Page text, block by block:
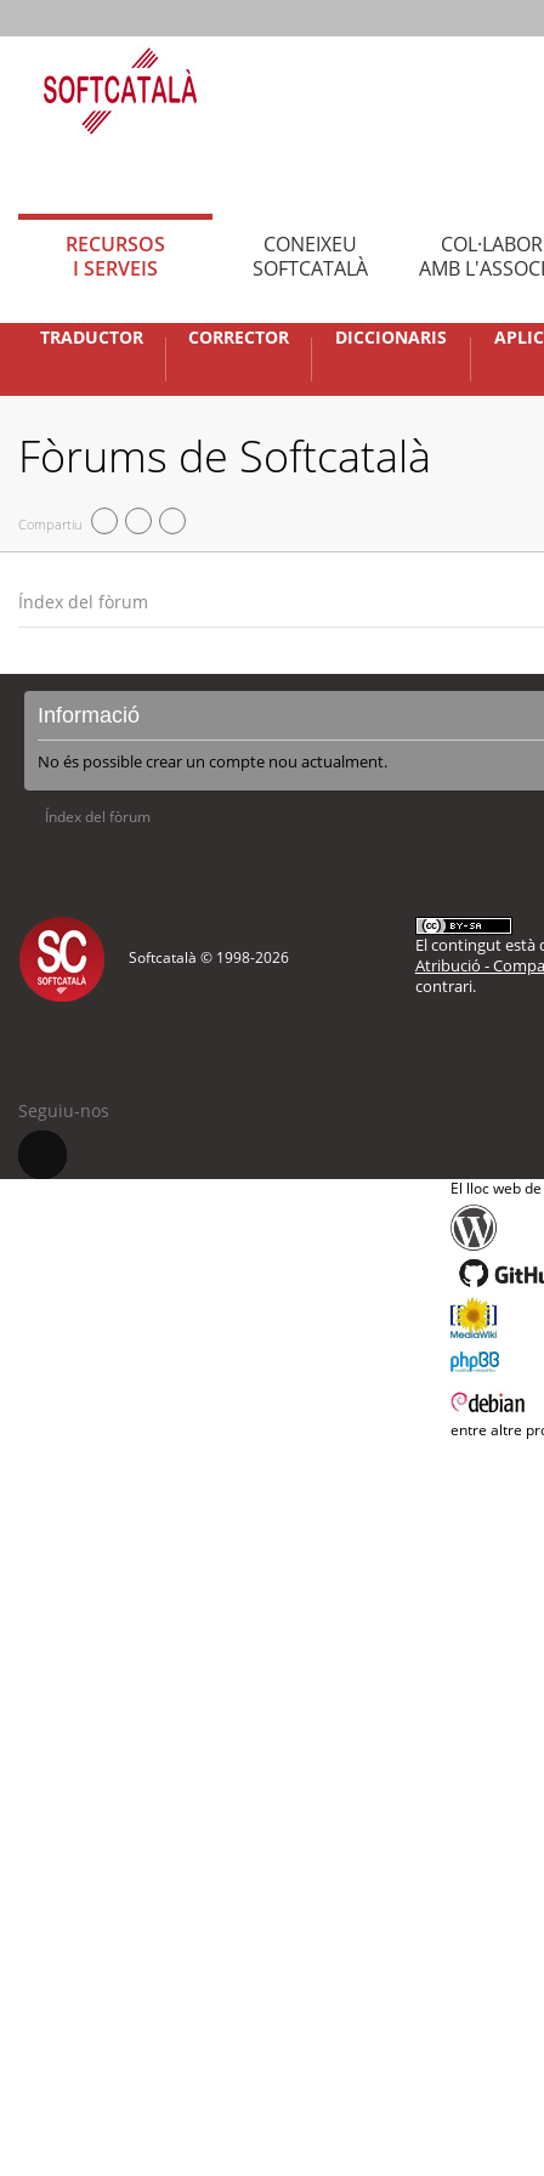
RECURSOS
I SERVEIS
CONEIXEU
SOFTCATALÀ
AMB
TRADUCTOR CORRECTOR DICCIONARIS
Fòrums de Softcatalà
Compartiu
Índex del fòrum
Informació
No és possible crear un compte nou actualment.
Índex del fòrum
Softcatalà © 1998-2026
El contingut està
Atribució -
contrari.
Seguiu-nos
El lloc web
entre altre